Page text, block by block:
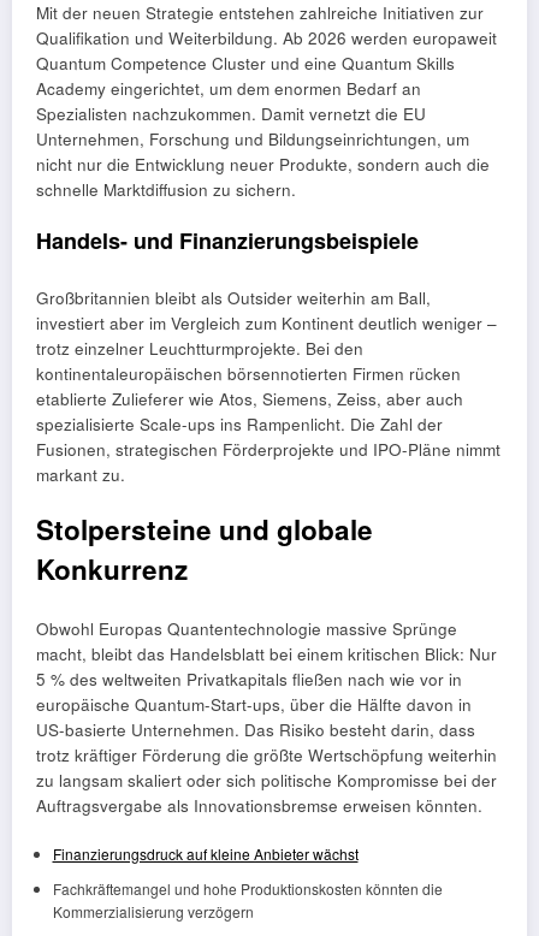
Mit der neuen Strategie entstehen zahlreiche Initiativen zur
Qualifikation und Weiterbildung. Ab 2026 werden europaweit
Quantum Competence Cluster und eine Quantum Skills
Academy eingerichtet, um dem enormen Bedarf an
Spezialisten nachzukommen. Damit vernetzt die EU
Unternehmen, Forschung und Bildungseinrichtungen, um
nicht nur die Entwicklung neuer Produkte, sondern auch die
schnelle Marktdiffusion zu sichern.
Handels- und Finanzierungsbeispiele
Großbritannien bleibt als Outsider weiterhin am Ball,
investiert aber im Vergleich zum Kontinent deutlich weniger –
trotz einzelner Leuchtturmprojekte. Bei den
kontinentaleuropäischen börsennotierten Firmen rücken
etablierte Zulieferer wie Atos, Siemens, Zeiss, aber auch
spezialisierte Scale-ups ins Rampenlicht. Die Zahl der
Fusionen, strategischen Förderprojekte und IPO-Pläne nimmt
markant zu.
Stolpersteine und globale
Konkurrenz
Obwohl Europas Quantentechnologie massive Sprünge
macht, bleibt das Handelsblatt bei einem kritischen Blick: Nur
5 % des weltweiten Privatkapitals fließen nach wie vor in
europäische Quantum-Start-ups, über die Hälfte davon in
US-basierte Unternehmen. Das Risiko besteht darin, dass
trotz kräftiger Förderung die größte Wertschöpfung weiterhin
zu langsam skaliert oder sich politische Kompromisse bei der
Auftragsvergabe als Innovationsbremse erweisen könnten.
Finanzierungsdruck auf kleine Anbieter wächst
Fachkräftemangel und hohe Produktionskosten könnten die
Kommerzialisierung verzögern